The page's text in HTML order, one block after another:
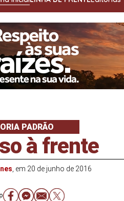
PADRÃO
à frente
, em 20 de junho de 2016